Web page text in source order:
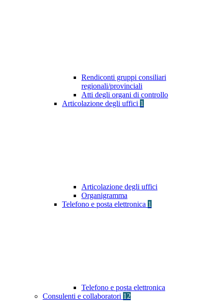
Rendiconti gruppi consiliari
regionali/provinciali
Atti degli organi di controllo
Articolazione degli uffici 1
Articolazione degli uffici
Organigramma
Telefono e posta elettronica 1
Telefono e posta elettronica
Consulenti e collaboratori 12